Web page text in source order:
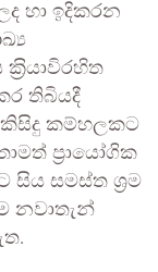
හා ඉදිකරන
තිබියදී
කිසිදු කම්හලකට
ප‍්‍රායෝගික
සමස්ත ශ‍්‍රම
නවාතැන්